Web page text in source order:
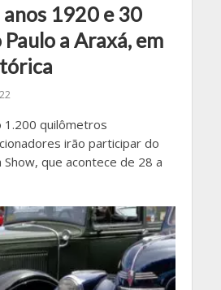
1920 e 30
Paulo a Araxá, em
1.200 quilômetros
irão participar do
Show, que acontece de 28 a